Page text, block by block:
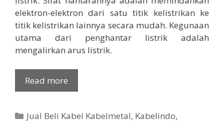
elektron-elektron dari satu titik kelistrikan ke
titik kelistrikan lainnya secara mudah. Kegunaan
utama dari penghantar listrik adalah
mengalirkan arus listrik.
Read more
Categories
Jual Beli Kabel Kabelmetal, Kabelindo,